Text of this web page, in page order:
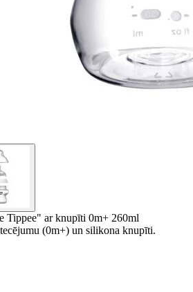
Tippee" ar knupīti 0m+ 260ml
(0m+) un silikona knupīti.